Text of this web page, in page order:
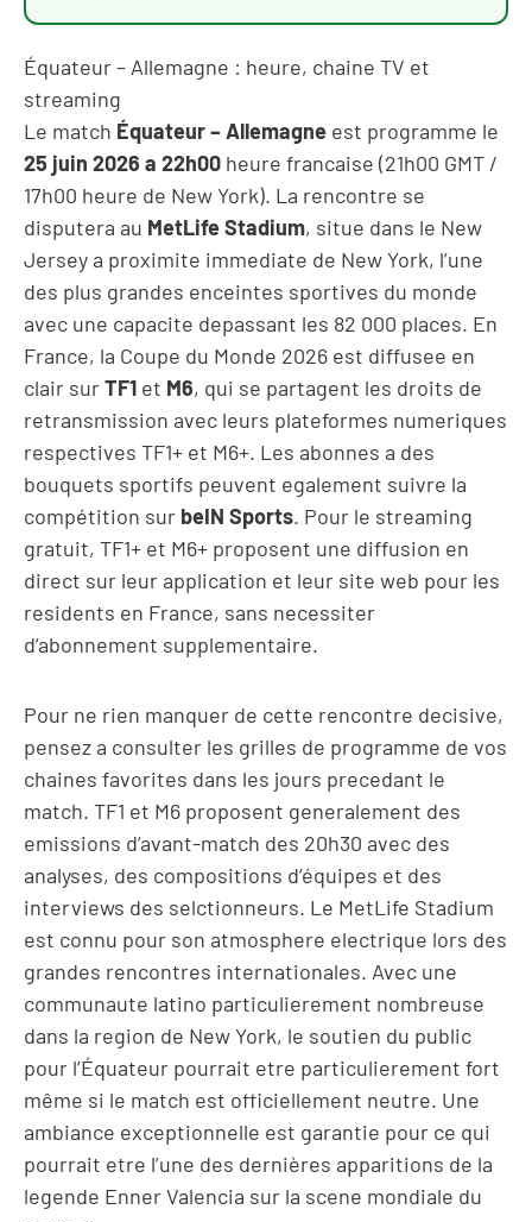
Équateur – Allemagne : heure, chaine TV et
streaming
Le match Équateur – Allemagne est programme le
25 juin 2026 a 22h00 heure francaise (21h00 GMT /
17h00 heure de New York). La rencontre se
disputera au MetLife Stadium, situe dans le New
Jersey a proximite immediate de New York, l’une
des plus grandes enceintes sportives du monde
avec une capacite depassant les 82 000 places. En
France, la Coupe du Monde 2026 est diffusee en
clair surTF1 et M6, qui se partagent les droits de
retransmission avec leurs plateformes numeriques
respectives TF1+ et M6+. Les abonnes a des
bouquets sportifs peuvent egalement suivre la
compétition sur beIN Sports. Pour le streaming
gratuit, TF1+ et M6+ proposent une diffusion en
direct sur leur application et leur site web pour les
residents en France, sans necessiter
d’abonnement supplementaire.
Pour ne rien manquer de cette rencontre decisive,
pensez a consulter les grilles de programme de vos
chaines favorites dans les jours precedant le
match. TF1 et M6 proposent generalement des
emissions d’avant-match des 20h30 avec des
analyses, des compositions d’équipes et des
interviews des selctionneurs. Le MetLife Stadium
est connu pour son atmosphere electrique lors des
grandes rencontres internationales. Avec une
communaute latino particulierement nombreuse
dans la region de New York, le soutien du public
pour l’Équateur pourrait etre particulierement fort
même si le match est officiellement neutre. Une
ambiance exceptionnelle est garantie pour ce qui
pourrait etre l’une des dernières apparitions de la
legende Enner Valencia sur la scene mondiale du